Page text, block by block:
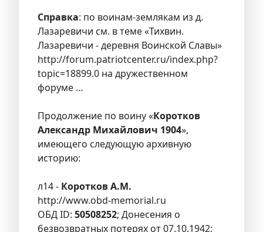
Справка: по воинам-землякам из д.
Лазаревичи см. в теме «Тихвин.
Лазаревичи - деревня Воинской Славы»
http://forum.patriotcenter.ru/index.php?
topic=18899.0 на дружественном
форуме …
Продолжение по воину «Коротков
Александр Михайлович 1904»,
имеющего следующую архивную
историю:
л14 - Коротков А.М.
http://www.obd-memorial.ru
ОБД ID: 50508252; Донесения о
безвозвратных потерях от 07.10.1942;